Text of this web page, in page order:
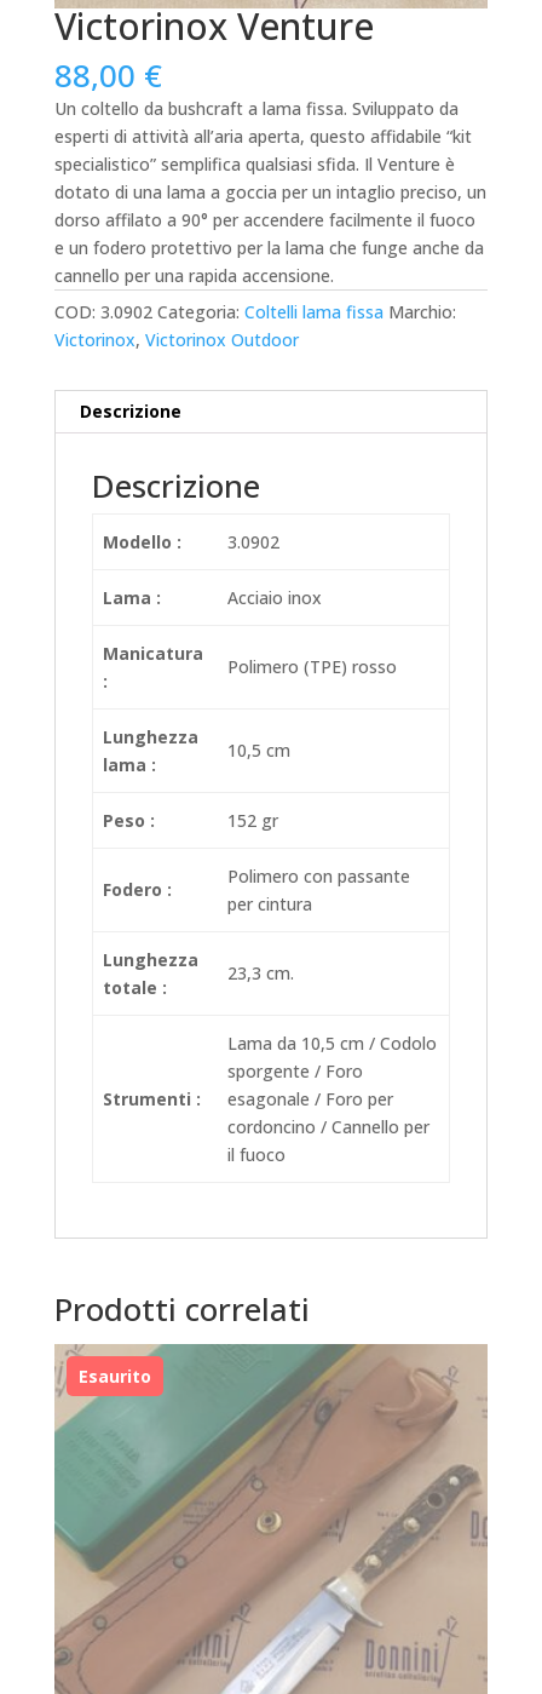
Victorinox Venture
88,00 €
Un coltello da bushcraft a lama fissa. Sviluppato da
esperti di attività all’aria aperta, questo affidabile “kit
specialistico” semplifica qualsiasi sfida. Il Venture è
dotato di una lama a goccia per un intaglio preciso, un
dorso affilato a 90° per accendere facilmente il fuoco
e un fodero protettivo per la lama che funge anche da
cannello per una rapida accensione.
COD: 3.0902 Categoria: Coltelli lama fissa Marchio:
Victorinox, Victorinox Outdoor
Descrizione
Descrizione
Modello : 3.0902
Lama : Acciaio inox
Manicatura
:
Polimero (TPE) rosso
Lunghezza
lama :
10,5 cm
Peso : 152 gr
Fodero :
Polimero con passante
per cintura
Lunghezza
totale :
23,3 cm.
Strumenti :
Lama da 10,5 cm / Codolo
sporgente / Foro
esagonale / Foro per
cordoncino / Cannello per
il fuoco
Prodotti correlati